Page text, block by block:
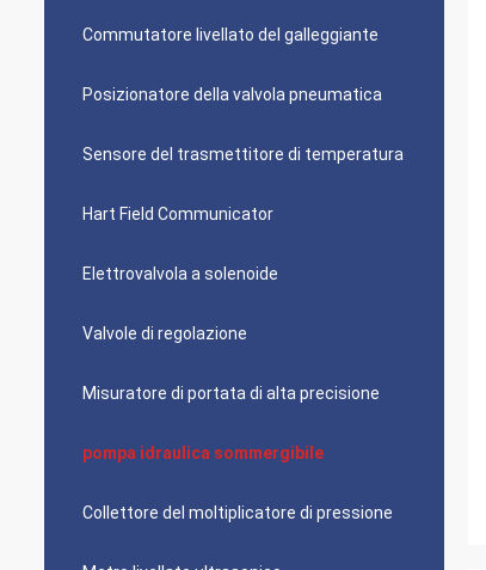
Commutatore livellato del galleggiante
Posizionatore della valvola pneumatica
Sensore del trasmettitore di temperatura
Hart Field Communicator
Elettrovalvola a solenoide
Valvole di regolazione
Misuratore di portata di alta precisione
pompa idraulica sommergibile
Collettore del moltiplicatore di pressione